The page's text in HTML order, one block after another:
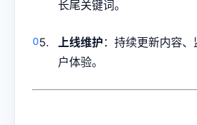
长尾关键词。
上线维护 ：持续更新内容
户体验。